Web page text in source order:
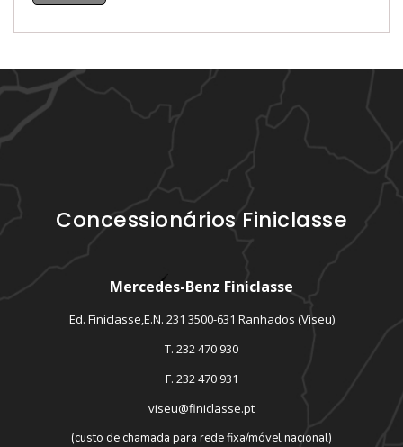
Concessionários Finiclasse
Mercedes-Benz Finiclasse
Ed. Finiclasse,E.N. 231 3500-631 Ranhados (Viseu)
T. 232 470 930
F. 232 470 931
viseu@finiclasse.pt
(custo de chamada para rede fixa/móvel nacional)